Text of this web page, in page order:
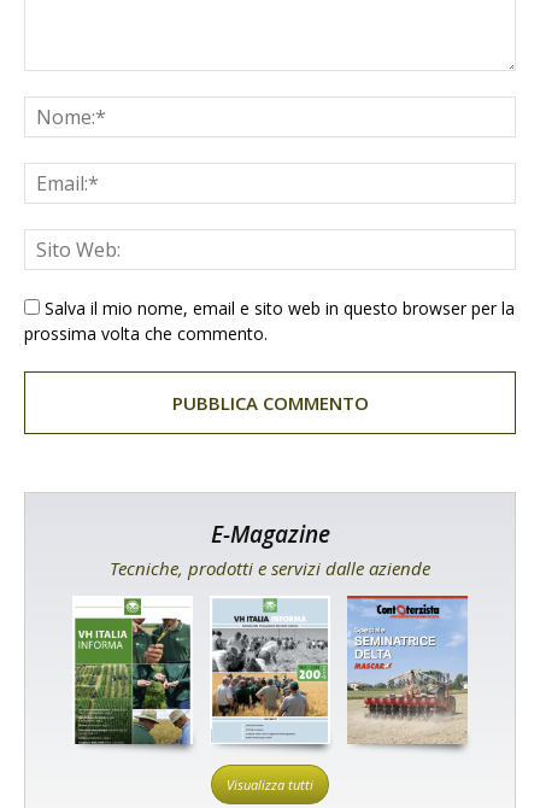
Salva il mio nome, email e sito web in questo browser per la
prossima volta che commento.
E-Magazine
Tecniche, prodotti e servizi dalle aziende
Visualizza tutti